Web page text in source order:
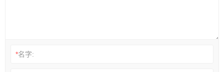
*名字: